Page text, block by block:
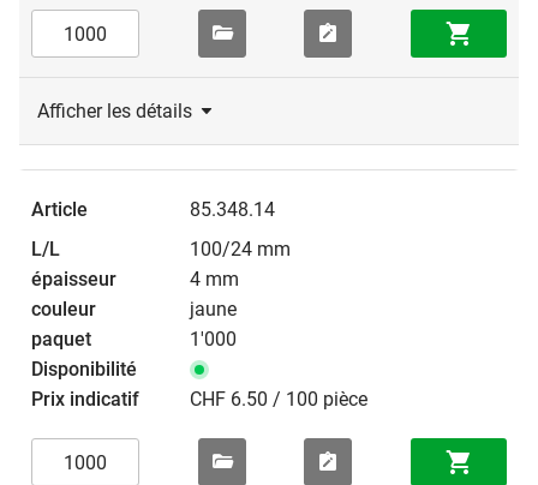
Afficher les détails
85.348.14
100/24 mm
4 mm
jaune
1'000
CHF 6.50 / 100 pièce